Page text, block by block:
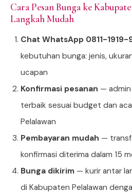
Cara Pesan Bunga ke
Langkah Mudah
Chat WhatsApp 0811-1919-
kebutuhan bunga: jenis,
ucapan
Konfirmasi pesanan —
terbaik sesuai budget dan
Pelalawan
Pembayaran mudah —
konfirmasi diterima dalam 15
Bunga dikirim — kurir antar
di Kabupaten Pelalawan